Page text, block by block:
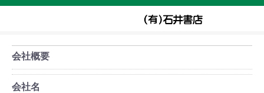
会社概要
会社名